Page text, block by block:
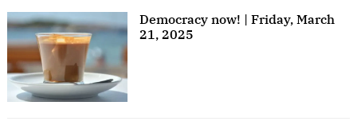
Democracy now! | Friday, March
21, 2025